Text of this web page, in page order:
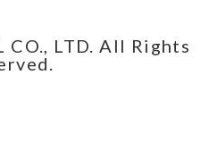
LTD. All Rights